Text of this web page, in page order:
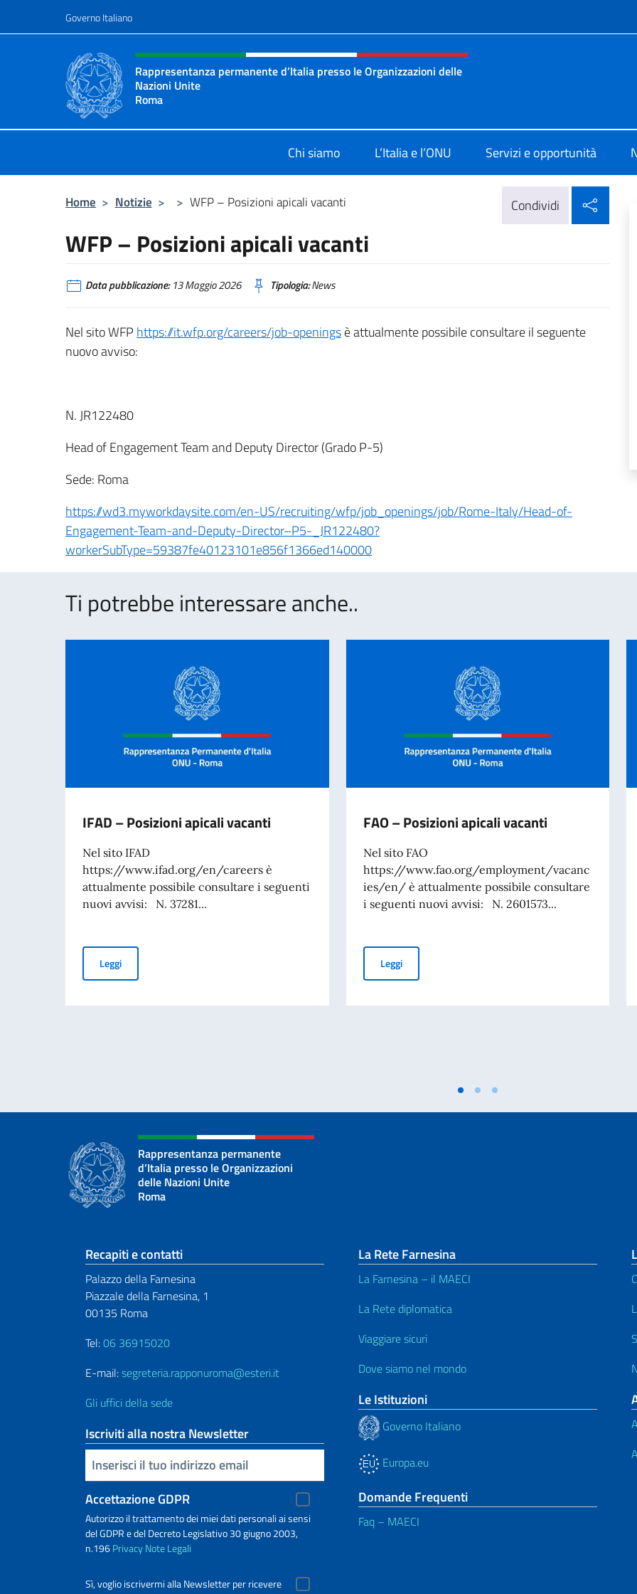
Governo Italiano
Intestazione sito, social e menù
Rappresentanza permanente d’Italia presso le Organizzazioni delle
Nazioni Unite
Roma
Il sito ufficiale della Rappresentanza permanente d’Italia presso le Organizzazioni delle Nazioni
Chi siamo L’Italia e l’ONU Servizi e opportunità
Home > Notizie > > WFP – Posizioni apicali vacanti Condividi
WFP – Posizioni apicali vacanti
Data pubblicazione:13 Maggio 2026 Tipologia:News
Nel sito WFP https://it.wfp.org/careers/job-openingsè attualmente possibile consultare il seguente
nuovo avviso:
N. JR122480
Head of Engagement Team and Deputy Director (Grado P-5)
Sede: Roma
https://wd3.myworkdaysite.com/en-US/recruiting/wfp/job_openings/job/Rome-Italy/Head-of-
Engagement-Team-and-Deputy-Director–P5-_JR122480?
workerSubType=59387fe40123101e856f1366ed140000
Ti potrebbe interessare anche..
IFAD – Posizioni apicali vacanti
Nel sito IFAD
https://www.ifad.org/en/careers è
attualmente possibile consultare i seguenti
nuovi avvisi: N. 37281...
LeggiIFAD – Posizioni apicali vacanti
FAO – Posizioni apicali vacanti
Nel sito FAO
https://www.fao.org/employment/vacanc
ies/en/ è attualmente possibile consultare
i seguenti nuovi avvisi: N. 2601573...
LeggiFAO – Posizioni apicali vacanti
Rappresentanza permanente
d’Italia presso le Organizzazioni
delle Nazioni Unite
Roma
Sezione footer
Recapiti e contatti
Palazzo della Farnesina
Piazzale della Farnesina, 1
00135 Roma
Tel:06 36915020
E-mail:segreteria.rapponuroma@esteri.it
Gli uffici della sede
Iscriviti alla nostra Newsletter
Inserisci la tua email
Accettazione GDPR
Autorizzo il trattamento dei miei dati personali ai sensi
del GDPR e del Decreto Legislativo 30 giugno 2003,
n.196PrivacyNote Legali
Sì, voglio iscrivermi alla Newsletter per ricevere
La Rete Farnesina
La Farnesina – il MAECI
La Rete diplomatica
Viaggiare sicuri
Dove siamo nel mondo
Le Istituzioni
Governo Italiano
Europa.eu
Domande Frequenti
Faq – MAECI